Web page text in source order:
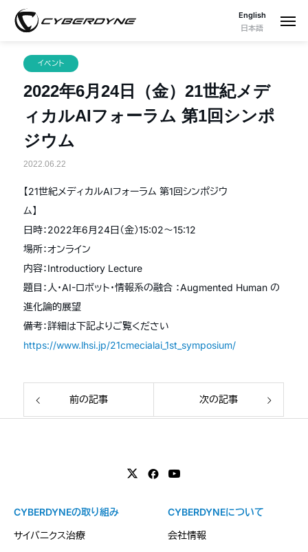
English
日本語
イベント
2022年6月24日（金）21世紀メデ
ィカルAIフォーラム 第1回シンポ
ジウム
2022.06.22
【21世紀メディカルAIフォーラム 第1回シンポジウ
ム】
日時：2022年6月24日（金）15:02〜15:12
場所：オンライン
内容：Introductiory Lecture
題目：人・AI-ロボット・情報系の融合 ：Augmented Human の
進化論的展望
備考：詳細は下記よりご覧ください
https://www.lhsi.jp/21cmecialai_1st_symposium/
前の記事 次の記事
CYBERDYNEの取り組み
サイバニクス治療
CYBERDYNEについて
会社情報